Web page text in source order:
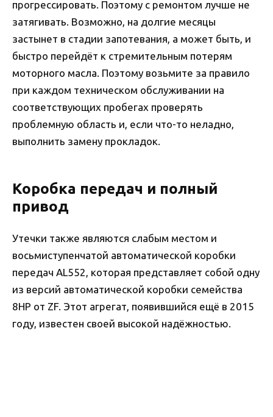
прогрессировать. Поэтому с ремонтом лучше не
затягивать. Возможно, на долгие месяцы
застынет в стадии запотевания, а может быть, и
быстро перейдёт к стремительным потерям
моторного масла. Поэтому возьмите за правило
при каждом техническом обслуживании на
соответствующих пробегах проверять
проблемную область и, если что-то неладно,
выполнить замену прокладок.
Коробка передач и полный
привод
Утечки также являются слабым местом и
восьмиступенчатой автоматической коробки
передач AL552, которая представляет собой одну
из версий автоматической коробки семейства
8HP от ZF. Этот агрегат, появившийся ещё в 2015
году, известен своей высокой надёжностью.